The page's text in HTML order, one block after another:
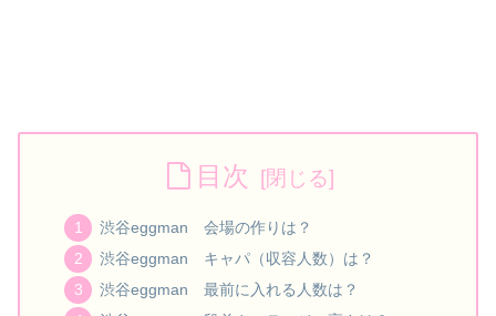
目次
渋谷eggman 会場の作りは？
渋谷eggman キャパ（収容人数）は？
渋谷eggman 最前に入れる人数は？